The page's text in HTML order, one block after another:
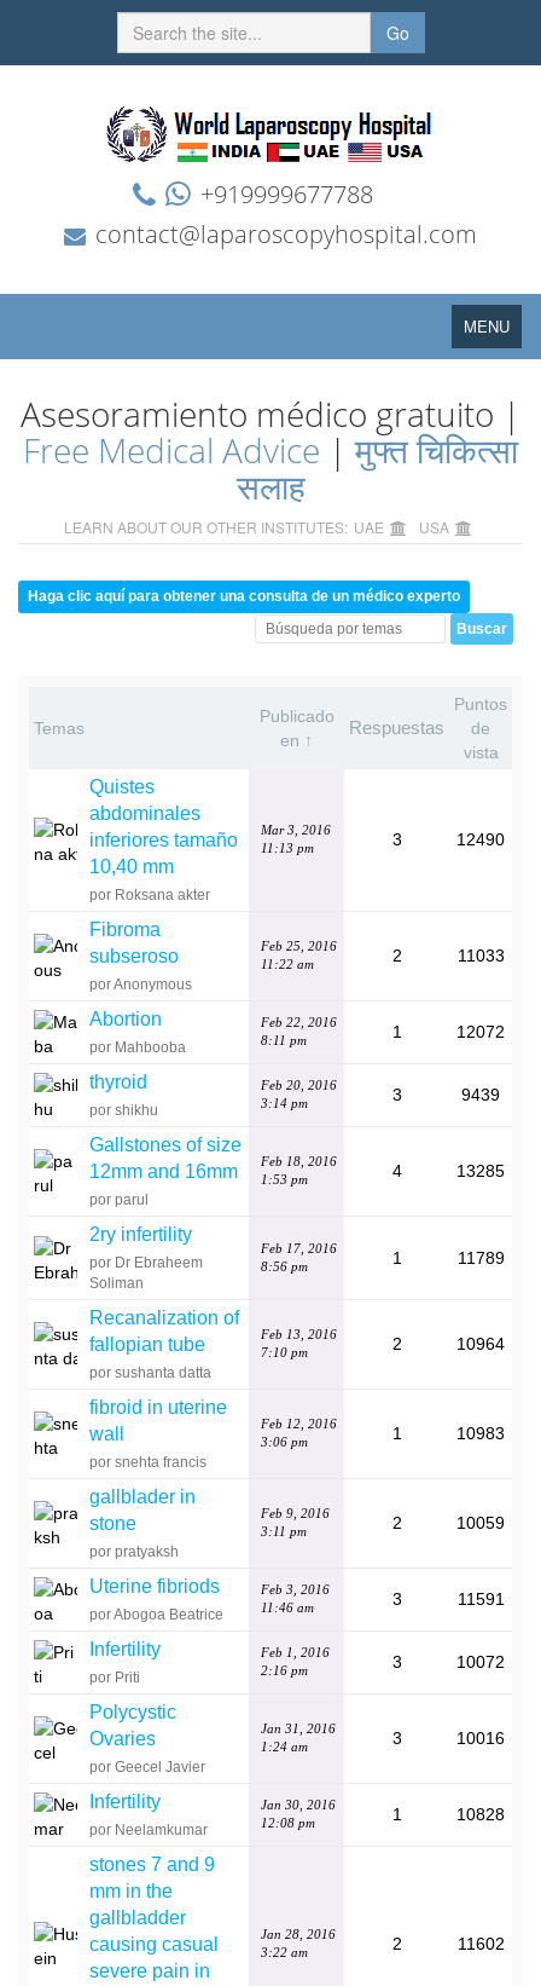
Go
+919999677788
contact@laparoscopyhospital.com
Toggle
navigation
MENU
Asesoramiento médico gratuito |
Free Medical Advice |मुफ्त चिकित्सा
सलाह
LEARN ABOUT OUR OTHER INSTITUTES: UAE USA
Haga clic aquí para obtener una consulta de un médico experto
Temas
Publicado
en ↑
Respuestas
Puntos
de
vista
Quistes
abdominales
inferiores tamaño
10,40 mm
por Roksana akter
Mar 3, 2016
11:13 pm
3 12490
Fibroma
subseroso
por Anonymous
Feb 25, 2016
11:22 am
2 11033
Abortion
por Mahbooba
Feb 22, 2016
8:11 pm
1 12072
thyroid
por shikhu
Feb 20, 2016
3:14 pm
3 9439
Gallstones of size
12mm and 16mm
por parul
Feb 18, 2016
1:53 pm
4 13285
2ry infertility
por Dr Ebraheem
Soliman
Feb 17, 2016
8:56 pm
1 11789
Recanalization of
fallopian tube
por sushanta datta
Feb 13, 2016
7:10 pm
2 10964
fibroid in uterine
wall
por snehta francis
Feb 12, 2016
3:06 pm
1 10983
gallblader in
stone
por pratyaksh
Feb 9, 2016
3:11 pm
2 10059
Uterine fibriods
por Abogoa Beatrice
Feb 3, 2016
11:46 am
3 11591
Infertility
por Priti
Feb 1, 2016
2:16 pm
3 10072
Polycystic
Ovaries
por Geecel Javier
Jan 31, 2016
1:24 am
3 10016
Infertility
por Neelamkumar
Jan 30, 2016
12:08 pm
1 10828
stones 7 and 9
mm in the
gallbladder
causing casual
severe pain in
Jan 28, 2016
3:22 am
2 11602